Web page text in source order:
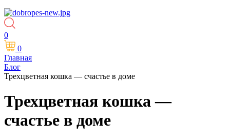
0
0
Главная
Блог
Трехцветная кошка — счастье в доме
Трехцветная кошка —
счастье в доме